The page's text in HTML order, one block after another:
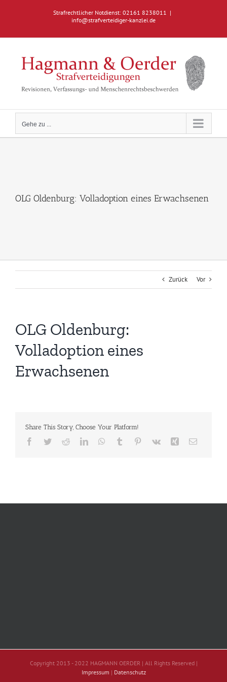
Strafrechtlicher Notdienst: 02161 8238011 |
info@strafverteidiger-kanzlei.de
Gehe zu ...
OLG Oldenburg: Volladoption eines Erwachsenen
Zurück Vor
OLG Oldenburg:
Volladoption eines
Erwachsenen
Share This Story, Choose Your Platform!
Facebook
TwitterRedditLinkedInWhatsApp
Tumblr Pinterest
Vk Xing E-
Copyright 2013 - 2022 HAGMANN OERDER | All Rights Reserved |
Impressum | Datenschutz